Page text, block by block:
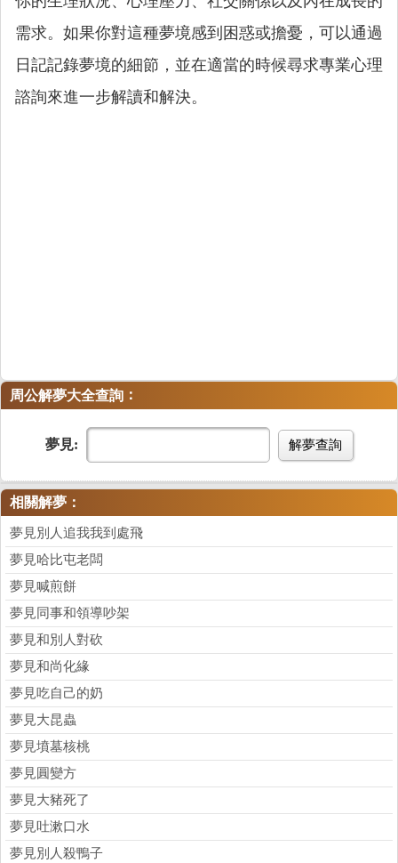
需求。如果你對這種夢境感到困惑或擔憂，可以通過
日記記錄夢境的細節，並在適當的時候尋求專業心理
諮詢來進一步解讀和解決。
周公解夢大全查詢 ：
夢見: 解夢查詢
相關解夢：
夢見別人追我我到處飛
夢見哈比屯老闆
夢見喊煎餅
夢見同事和領導吵架
夢見和別人對砍
夢見和尚化緣
夢見吃自己的奶
夢見大昆蟲
夢見墳墓核桃
夢見圓變方
夢見大豬死了
夢見吐漱口水
夢見別人殺鴨子